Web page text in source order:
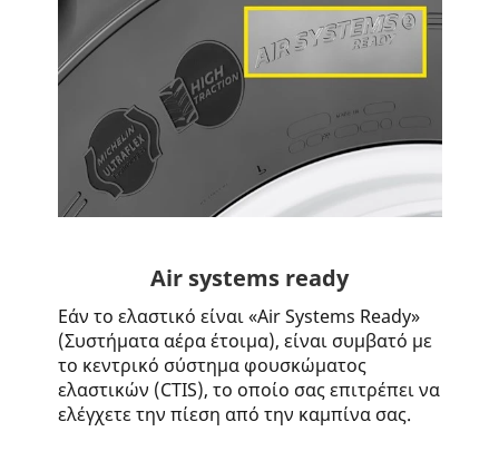
Air systems ready
Εάν το ελαστικό είναι «Air Systems Ready»
(Συστήματα αέρα έτοιμα), είναι συμβατό με
το κεντρικό σύστημα φουσκώματος
ελαστικών (CTIS), το οποίο σας επιτρέπει να
ελέγχετε την πίεση από την καμπίνα σας.